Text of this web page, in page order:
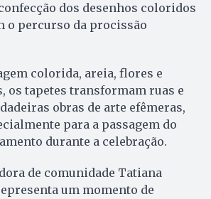
dos desenhos coloridos
o percurso da procissão
colorida, areia, flores e
os tapetes transformam ruas e
obras de arte efêmeras,
para a passagem do
durante a celebração.
de comunidade Tatiana
um momento de